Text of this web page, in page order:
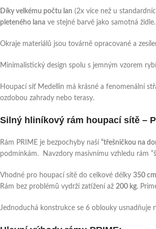
Díky velkému počtu lan (2x více než u
pleteného lana ve stejné barvě jako samotná židle.
Okraje materiálů jsou továrně opracované a
Minimalistický design spolu s jemným vzorem
Houpací síť Medellin má krásné a fenomenální
ozdobou zahrady nebo terasy.
Silný hliníkový rám houpací sítě –
Rám PRIME je bezpochyby naší “třešničkou na
podmínkám. Navzdory masivnímu vzhledu rám
Vhodné pro houpací sítě do celkové délky 350
Rám bez problémů vydrží zatížení až 200 kg.
Jednoduchá konstrukce se 6 oblouky